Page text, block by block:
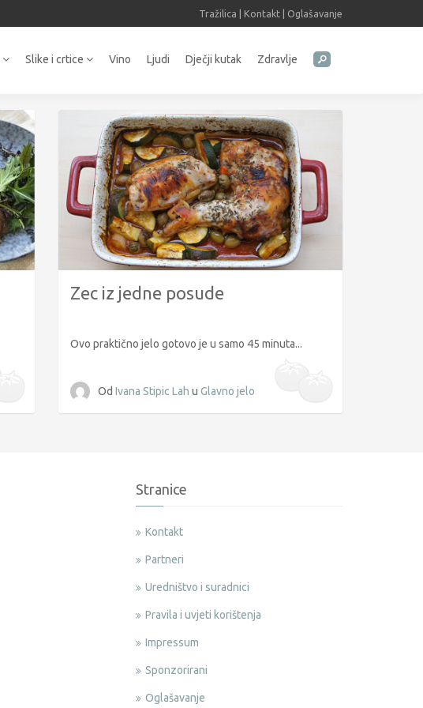
Tražilica Kontakt Oglašavanje
Slike i crtice Vino Ljudi Dječji kutak Zdravlje
Zec iz jedne posude
Ovo praktično jelo gotovo je u samo 45 minuta...
Od Ivana Stipic Lah u Glavno jelo
Stranice
Kontakt
Partneri
Uredništvo i suradnici
Pravila i uvjeti korištenja
Impressum
Sponzorirani
Oglašavanje